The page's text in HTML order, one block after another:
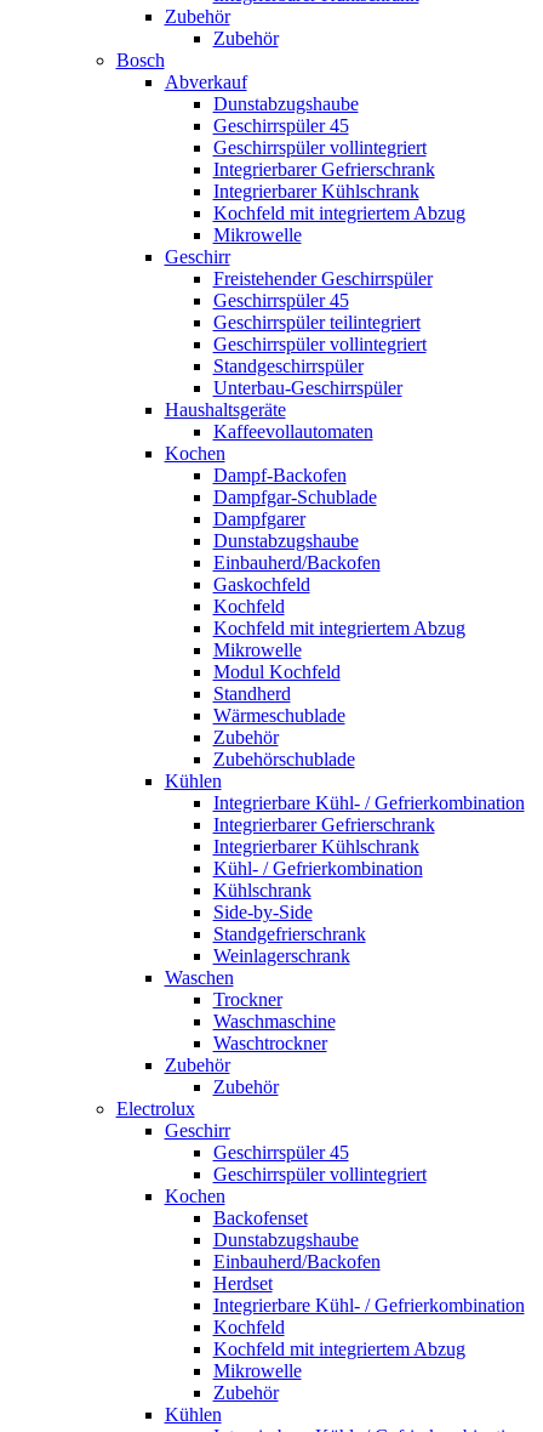
Zubehör
Zubehör
Bosch
Abverkauf
Dunstabzugshaube
Geschirrspüler 45
Geschirrspüler vollintegriert
Integrierbarer Gefrierschrank
Integrierbarer Kühlschrank
Kochfeld mit integriertem Abzug
Mikrowelle
Geschirr
Freistehender Geschirrspüler
Geschirrspüler 45
Geschirrspüler teilintegriert
Geschirrspüler vollintegriert
Standgeschirrspüler
Unterbau-Geschirrspüler
Haushaltsgeräte
Kaffeevollautomaten
Kochen
Dampf-Backofen
Dampfgar-Schublade
Dampfgarer
Dunstabzugshaube
Einbauherd/Backofen
Gaskochfeld
Kochfeld
Kochfeld mit integriertem Abzug
Mikrowelle
Modul Kochfeld
Standherd
Wärmeschublade
Zubehör
Zubehörschublade
Kühlen
Integrierbare Kühl- / Gefrierkombination
Integrierbarer Gefrierschrank
Integrierbarer Kühlschrank
Kühl- / Gefrierkombination
Kühlschrank
Side-by-Side
Standgefrierschrank
Weinlagerschrank
Waschen
Trockner
Waschmaschine
Waschtrockner
Zubehör
Zubehör
Electrolux
Geschirr
Geschirrspüler 45
Geschirrspüler vollintegriert
Kochen
Backofenset
Dunstabzugshaube
Einbauherd/Backofen
Herdset
Integrierbare Kühl- / Gefrierkombination
Kochfeld
Kochfeld mit integriertem Abzug
Mikrowelle
Zubehör
Kühlen